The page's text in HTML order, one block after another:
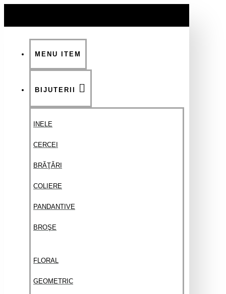
MENU ITEM
BIJUTERII
INELE
CERCEI
BRĂŢĂRI
COLIERE
PANDANTIVE
BROŞE
FLORAL
GEOMETRIC